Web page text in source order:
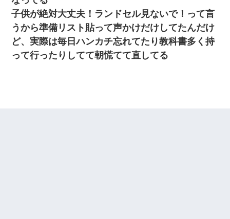
なかったその男子に女子達がお土産を渡した。5分後…
結婚生活10ヶ月目で嫁から一方的に「もう冷めた」と離婚切り出
された
子供が絶対大丈夫！ランドセル見ないで！って言
うから準備リスト貼って声かけだけしてたんだけ
ど、実際は毎日ハンカチ忘れてたり教科書多く持
って行ったりしてて朝慌てて直してる